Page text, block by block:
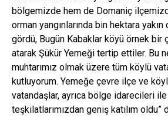
bölgemizde hem de Domaniç
orman yangınlarında bin hektara yakın
gördü, Bugün Kabaklar köyü örnek bir
atarak Şükür Yemeği tertip ettiler. Bu
muhtarımız olmak üzere tüm köylü
kutluyorum. Yemeğe çevre ilçe ve
vatandaşlar, ayrıca bölge idarecileri
teşkilatlarımızdan geniş katılım oldu”